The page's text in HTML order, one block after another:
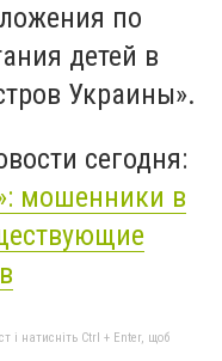
по
детей в
Украины».
сегодня:
мошенники в
і натисніть Ctrl + Enter, щоб